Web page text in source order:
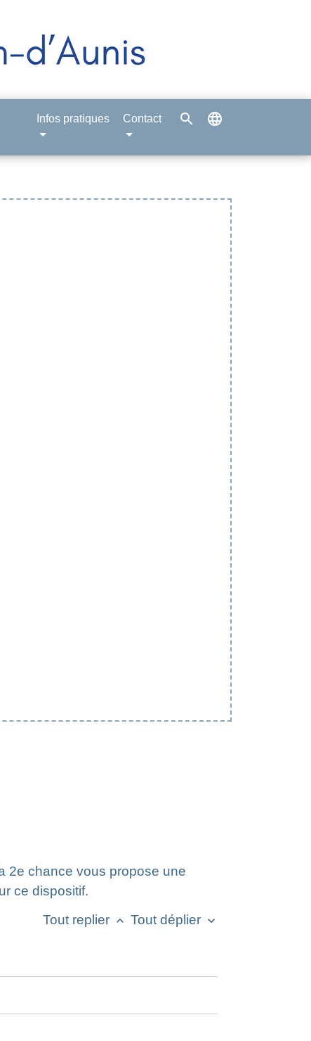
Infos pratiques Contact search language
2e chance vous propose une
ce dispositif.
Tout replier keyboard_arrow_up Tout déplier keyboard_arrow_down